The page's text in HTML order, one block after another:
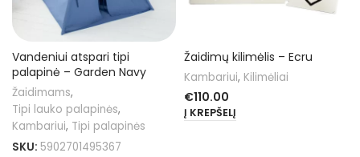
Vandeniui atspari tipi
palapinė – Garden Navy
Žaidimams,
Tipi lauko palapinės,
Kambariui, Tipi palapinės
SKU: 5902701495367
Žaidimų kilimėlis – Ecru
Kambariui, Kilimėliai
€110.00
Į KREPŠELĮ